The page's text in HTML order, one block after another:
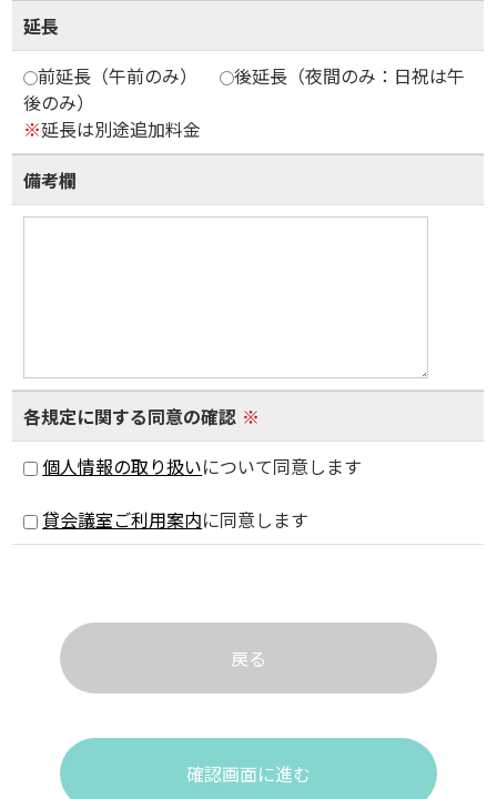
延長
前延長（午前のみ）
後延長（夜間のみ：日祝は午
後のみ）
※延長は別途追加料金
備考欄
各規定に関する同意の確認 ※
個人情報の取り扱いについて同意します
貸会議室ご利用案内に同意します
戻る
確認画面に進む